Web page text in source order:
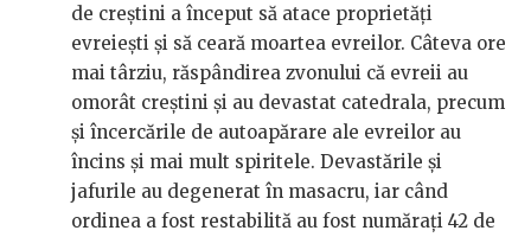
de creștini a început să atace proprietăți
evreiești și să ceară moartea evreilor. Câteva ore
mai târziu, răspândirea zvonului că evreii au
omorât creștini și au devastat catedrala, precum
și încercările de autoapărare ale evreilor au
încins și mai mult spiritele. Devastările și
jafurile au degenerat în masacru, iar când
ordinea a fost restabilită au fost numărați 42 de